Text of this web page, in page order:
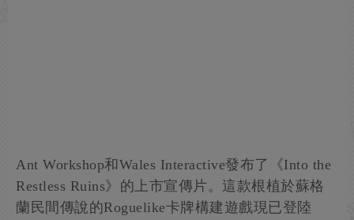
Ant Workshop和Wales Interactive發布了《Into the
Restless Ruins》的上市宣傳片。這款根植於蘇格
蘭民間傳說的Roguelike卡牌構建遊戲現已登陸